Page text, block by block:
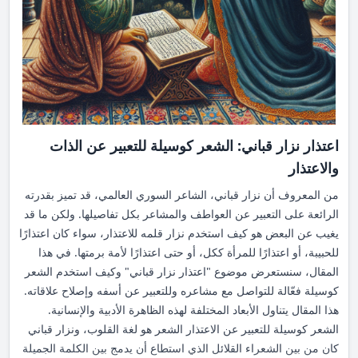
ليكون تقليد يُعزز العلاقات الاجتماعية والتواصل. الشاي جزء من الهوية
الثقافية، وله مكان بارز في الأدب والشعر والغناء. قدم نزار قباني في
"أعجبك الشاي" هذا الجانب الثقافي المميز بطريقة تشد الانتباه. الشاي
كرمز للتواصل في الأدب في الكثير من المجتمعات العربية، يشكل
احتساء الشاي طقسًا يوميًا مشتركًا، حيث يجمع بين الأسرة والأصدقاء،
ويُفتح للنقاش والحوارات العميقة. نزار قباني استخدم هذا التقليد في
القصيدة لينقل صورة فنية ملهمة عن ارتباط الشاي والحب. في قصيدة
"أعجبك الشاي"، يرتقي مفهوم الشاي إلى مستوى العاطفة الحقيقية.
عبر الشعر، تتحول طقوس شرب الشاي من لحظة عادية إلى مشهد
جمالي غني يناسب عبقرية نزار قباني في التعبير. ولهذا السبب تحظى
القصيدة بشعبية كبيرة بين عشاق الشاي وعشاق الأدب. كيف يمكن
لهذه القصيدة أن تؤثر في حياتنا اليومية "أعجبك الشاي" ليست مجرد
أبيات شعر، بل تمثل قطعة أدبية تلهم الناس لتحويل التفاصيل اليومية
إلى لحظات شخصية مليئة بالتفاعل العاطفي. رواية نزار قباني عن
الشاي تعزز قيمة الأشياء البسيطة في حياتنا. قيم التوازن والتأمل
القصيدة تعد دعوة للتأمل في حياة ملؤها التفاصيل الصغيرة التي
نتجاهلها بسبب انشغالاتنا اليومية. تعلمنا كيف أن جلوسنا مع كوب من
الشاي يمكن أن يكون محطة للاستراحة والتفكير، وربما حتى للإبداع.
مع إدراك نزار قباني للشعر، يظهر كيف يمكن للمهام اليومية أن تصبح
اعتذار نزار قباني: الشعر كوسيلة للتعبير عن الذات
والاعتذار
من المعروف أن نزار قباني، الشاعر السوري العالمي، قد تميز بقدرته
الرائعة على التعبير عن العواطف والمشاعر بكل تفاصيلها. ولكن ما قد
يغيب عن البعض هو كيف استخدم نزار قلمه للاعتذار، سواء كان اعتذارًا
للحبيبة، أو اعتذارًا للمرأة ككل، أو حتى اعتذارًا لأمة برمتها. في هذا
المقال، سنستعرض موضوع "اعتذار نزار قباني" وكيف استخدم الشعر
كوسيلة فعّالة للتواصل مع مشاعره وللتعبير عن أسفه وإصلاح علاقاته.
هذا المقال يتناول الأبعاد المختلفة لهذه الظاهرة الأدبية والإنسانية.
الشعر كوسيلة للتعبير عن الاعتذار الشعر هو لغة القلوب، ونزار قباني
كان من بين الشعراء القلائل الذي استطاع أن يدمج بين الكلمة الجميلة